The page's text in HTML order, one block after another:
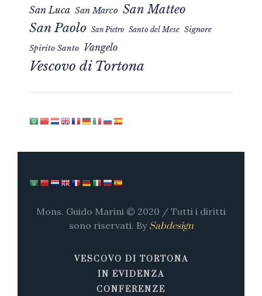
San Luca San Marco San Matteo
San Paolo San Pietro Santo del Mese Signore
Spirito Santo Vangelo
Vescovo di Tortona
Mons. Guido Marini © 2020 / Tutti i diritti
sono riservati. By Sabdesign
VESCOVO DI TORTONA
IN EVIDENZA
CONFERENZE